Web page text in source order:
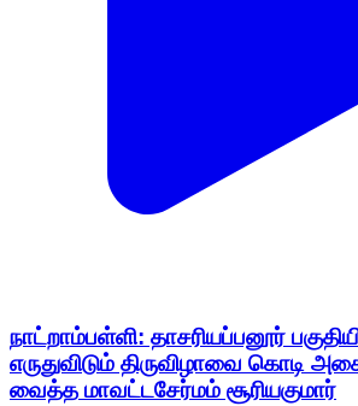
நாட்றாம்பள்ளி: தாசரியப்பனூர்
எருதுவிடும் திருவிழாவை கொடி
வைத்த மாவட்டசேர்மம் சூரியகுமார்